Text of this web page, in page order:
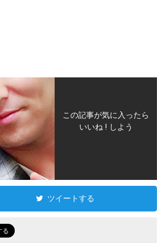
この記事が気に入ったら
いいね ! しよう
ツイートする